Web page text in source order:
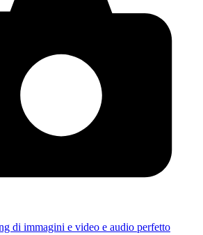
di immagini e video e audio perfetto